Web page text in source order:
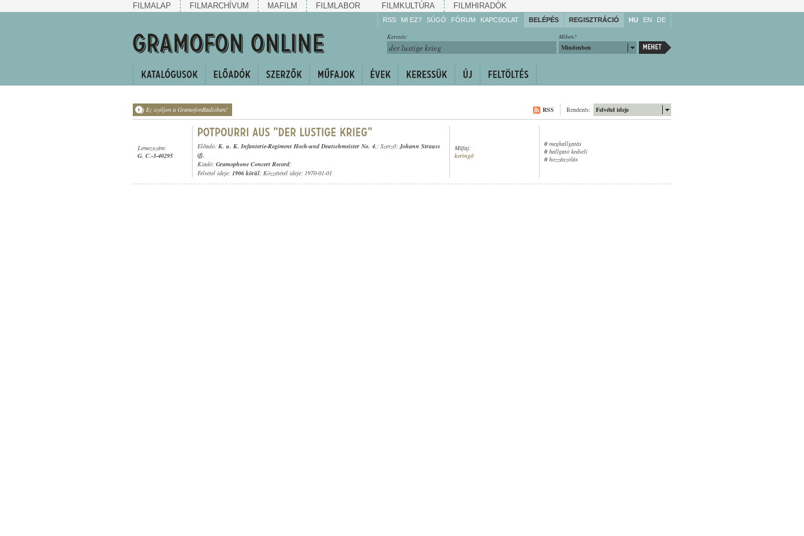
FILMALAP FILMARCHÍVUM MAFILM FILMLABOR FILMKULTÚRA FILMHIRADÓK
RSS MI EZ? SÚGÓ
Gyarapítsa!
Kövesse!
FÓRUM KAPCSOLAT BELÉPÉS REGISZTRÁCIÓ HU EN DE
Miben?
Mindenben
Keresés:
Ez szóljon a GramofonRádióban! Felvétel ideje
Rendezés:
RSS
Lemezszám:
G. C.-3-40295
Előadó: K. u. K. Infanterie-Regiment Hoch-und Deutschmeister No. 4.; Szerző:Johann Strauss
ifj.
Kiadó: Gramophone Concert Record;
Felvétel ideje: 1906 körül; Közzététel ideje: 1970-01-01
Műfaj:
keringő
0 meghallgatás
0 hallgató kedveli
0 hozzászólás